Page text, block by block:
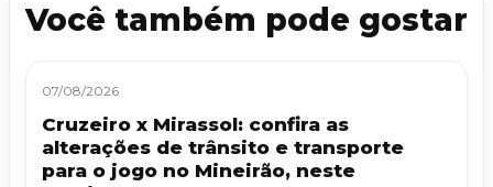
Você também pode gostar
07/08/2026
Cruzeiro x Mirassol: confira as
alterações de trânsito e transporte
para o jogo no Mineirão, neste